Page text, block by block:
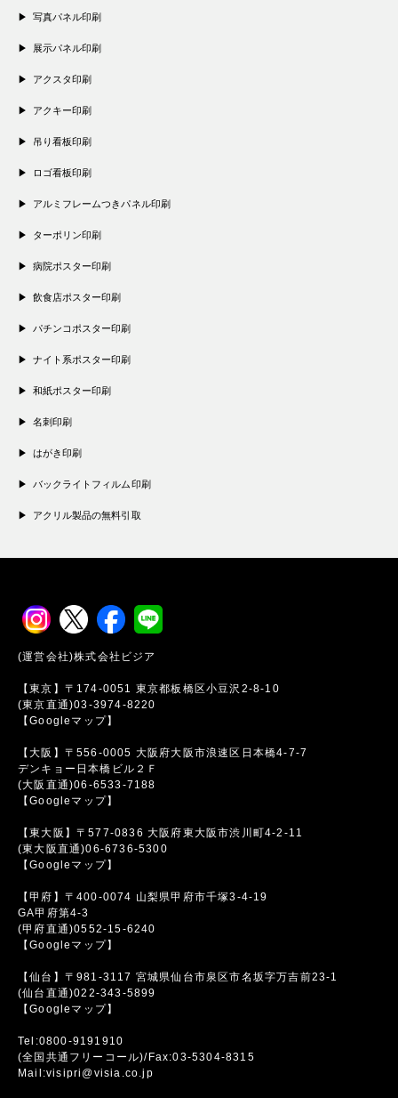
写真パネル印刷
展示パネル印刷
アクスタ印刷
アクキー印刷
吊り看板印刷
ロゴ看板印刷
アルミフレームつきパネル印刷
ターポリン印刷
病院ポスター印刷
飲食店ポスター印刷
パチンコポスター印刷
ナイト系ポスター印刷
和紙ポスター印刷
名刺印刷
はがき印刷
バックライトフィルム印刷
アクリル製品の無料引取
(運営会社)株式会社ビジア
【東京】〒174-0051 東京都板橋区小豆沢2-8-10
(東京直通)03-3974-8220
【Googleマップ】
【大阪】〒556-0005 大阪府大阪市浪速区日本橋4-7-7
デンキョー日本橋ビル２Ｆ
(大阪直通)06-6533-7188
【Googleマップ】
【東大阪】〒577-0836 大阪府東大阪市渋川町4-2-11
(東大阪直通)06-6736-5300
【Googleマップ】
【甲府】〒400-0074 山梨県甲府市千塚3-4-19
GA甲府第4-3
(甲府直通)0552-15-6240
【Googleマップ】
【仙台】〒981-3117 宮城県仙台市泉区市名坂字万吉前23-1
(仙台直通)022-343-5899
【Googleマップ】
Tel:0800-9191910
(全国共通フリーコール)/Fax:03-5304-8315
Mail:visipri@visia.co.jp